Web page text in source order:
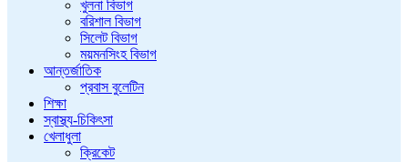
খুলনা বিভাগ
বরিশাল বিভাগ
সিলেট বিভাগ
ময়মনসিংহ বিভাগ
আন্তর্জাতিক
প্রবাস বুলেটিন
শিক্ষা
স্বাস্থ্য-চিকিৎসা
খেলাধুলা
ক্রিকেট